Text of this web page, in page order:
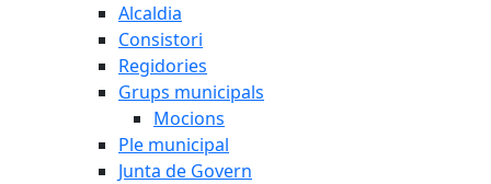
Alcaldia
Consistori
Regidories
Grups municipals
Mocions
Ple municipal
Junta de Govern